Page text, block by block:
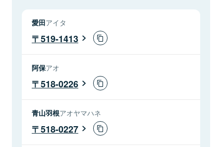
愛田アイタ
519-1413
阿保アオ
518-0226
青山羽根アオヤマハネ
518-0227